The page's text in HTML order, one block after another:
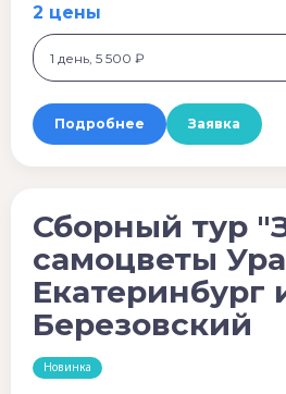
2 цены
1 день, 5 500 ₽
Подробнее Заявка
Сборный тур
самоцветы
Екатеринбург
Березовский
Новинка